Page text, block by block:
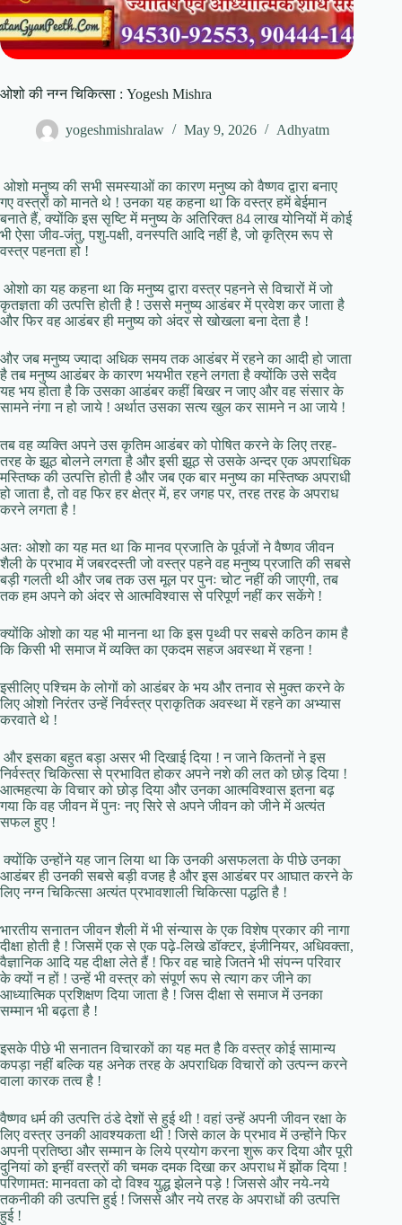
ओशो की नग्न चिकित्सा : Yogesh Mishra
yogeshmishralaw May 9, 2026 Adhyatm
ओशो मनुष्य की सभी समस्याओं का कारण मनुष्य को वैष्णव द्वारा बनाए
गए वस्त्रों को मानते थे ! उनका यह कहना था कि वस्त्र हमें बेईमान
बनाते हैं, क्योंकि इस सृष्टि में मनुष्य के अतिरिक्त 84 लाख योनियों में कोई
भी ऐसा जीव-जंतु, पशु-पक्षी, वनस्पति आदि नहीं है, जो कृत्रिम रूप से
वस्त्र पहनता हो !
ओशो का यह कहना था कि मनुष्य द्वारा वस्त्र पहनने से विचारों में जो
कृतज्ञता की उत्पत्ति होती है ! उससे मनुष्य आडंबर में प्रवेश कर जाता है
और फिर वह आडंबर ही मनुष्य को अंदर से खोखला बना देता है !
और जब मनुष्य ज्यादा अधिक समय तक आडंबर में रहने का आदी हो जाता
है तब मनुष्य आडंबर के कारण भयभीत रहने लगता है क्योंकि उसे सदैव
यह भय होता है कि उसका आडंबर कहीं बिखर न जाए और वह संसार के
सामने नंगा न हो जाये ! अर्थात उसका सत्य खुल कर सामने न आ जाये !
तब वह व्यक्ति अपने उस कृतिम आडंबर को पोषित करने के लिए तरह-
तरह के झूठ बोलने लगता है और इसी झूठ से उसके अन्दर एक अपराधिक
मस्तिष्क की उत्पत्ति होती है और जब एक बार मनुष्य का मस्तिष्क अपराधी
हो जाता है, तो वह फिर हर क्षेत्र में, हर जगह पर, तरह तरह के अपराध
करने लगता है !
अतः ओशो का यह मत था कि मानव प्रजाति के पूर्वजों ने वैष्णव जीवन
शैली के प्रभाव में जबरदस्ती जो वस्त्र पहने वह मनुष्य प्रजाति की सबसे
बड़ी गलती थी और जब तक उस मूल पर पुनः चोट नहीं की जाएगी, तब
तक हम अपने को अंदर से आत्मविश्वास से परिपूर्ण नहीं कर सकेंगे !
क्योंकि ओशो का यह भी मानना था कि इस पृथ्वी पर सबसे कठिन काम है
कि किसी भी समाज में व्यक्ति का एकदम सहज अवस्था में रहना !
इसीलिए पश्चिम के लोगों को आडंबर के भय और तनाव से मुक्त करने के
लिए ओशो निरंतर उन्हें निर्वस्त्र प्राकृतिक अवस्था में रहने का अभ्यास
करवाते थे !
और इसका बहुत बड़ा असर भी दिखाई दिया ! न जाने कितनों ने इस
निर्वस्त्र चिकित्सा से प्रभावित होकर अपने नशे की लत को छोड़ दिया !
आत्महत्या के विचार को छोड़ दिया और उनका आत्मविश्वास इतना बढ़
गया कि वह जीवन में पुनः नए सिरे से अपने जीवन को जीने में अत्यंत
सफल हुए !
क्योंकि उन्होंने यह जान लिया था कि उनकी असफलता के पीछे उनका
आडंबर ही उनकी सबसे बड़ी वजह है और इस आडंबर पर आघात करने के
लिए नग्न चिकित्सा अत्यंत प्रभावशाली चिकित्सा पद्धति है !
भारतीय सनातन जीवन शैली में भी संन्यास के एक विशेष प्रकार की नागा
दीक्षा होती है ! जिसमें एक से एक पढ़े-लिखे डॉक्टर, इंजीनियर, अधिवक्ता,
वैज्ञानिक आदि यह दीक्षा लेते हैं ! फिर वह चाहे जितने भी संपन्न परिवार
के क्यों न हों ! उन्हें भी वस्त्र को संपूर्ण रूप से त्याग कर जीने का
आध्यात्मिक प्रशिक्षण दिया जाता है ! जिस दीक्षा से समाज में उनका
सम्मान भी बढ़ता है !
इसके पीछे भी सनातन विचारकों का यह मत है कि वस्त्र कोई सामान्य
कपड़ा नहीं बल्कि यह अनेक तरह के अपराधिक विचारों को उत्पन्न करने
वाला कारक तत्व है !
वैष्णव धर्म की उत्पत्ति ठंडे देशों से हुई थी ! वहां उन्हें अपनी जीवन रक्षा के
लिए वस्त्र उनकी आवश्यकता थी ! जिसे काल के प्रभाव में उन्होंने फिर
अपनी प्रतिष्ठा और सम्मान के लिये प्रयोग करना शुरू कर दिया और पूरी
दुनियां को इन्हीं वस्त्रों की चमक दमक दिखा कर अपराध में झोंक दिया !
परिणामत: मानवता को दो विश्व युद्ध झेलने पड़े ! जिससे और नये-नये
तकनीकी की उत्पत्ति हुई ! जिससे और नये तरह के अपराधों की उत्पत्ति
हुई !